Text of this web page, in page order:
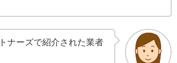
ナーズで紹介された業者